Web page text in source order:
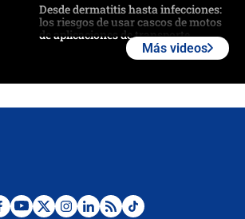
Desde dermatitis hasta infecciones:
los riesgos de usar cascos de motos
de aplicaciones de transporte
Posesión de Abelardo De La Espriella
Más videos